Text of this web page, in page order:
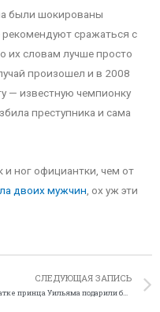
были шокированы
сражаться с
их словам лучше просто
произошел и в 2008
— известную чемпионку
преступника и сама
и ног официантки, чем от
двоих мужчин , ох уж эти
СЛЕДУЮЩАЯ ЗАПИСЬ
Фанатке принца Уильяма подарили билет в Лондон